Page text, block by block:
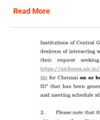
Read More